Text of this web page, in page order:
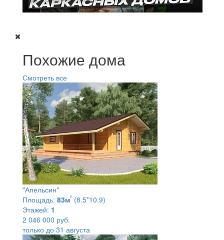
Похожие дома
Смотреть все
"Апельсин"
Площадь: 83м² (8.5*10.9)
Этажей: 1
2 046 000 руб.
только до 31 августа